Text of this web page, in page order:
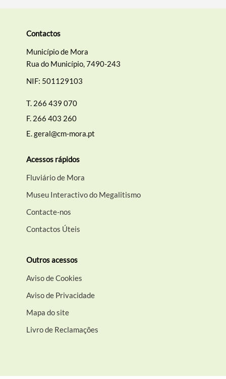
Contactos
Município de Mora
Rua do Município, 7490-243
NIF: 501129103
T. 266 439 070
F. 266 403 260
E.geral@cm-mora.pt
Acessos rápidos
Fluviário de Mora
Museu Interactivo do Megalitismo
Contacte-nos
Contactos Úteis
Outros acessos
Aviso de Cookies
Aviso de Privacidade
Mapa do site
Livro de Reclamações